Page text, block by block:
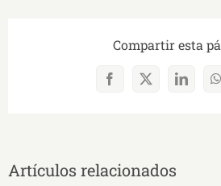
Compartir esta
Facebook
X
Artículos relacionados